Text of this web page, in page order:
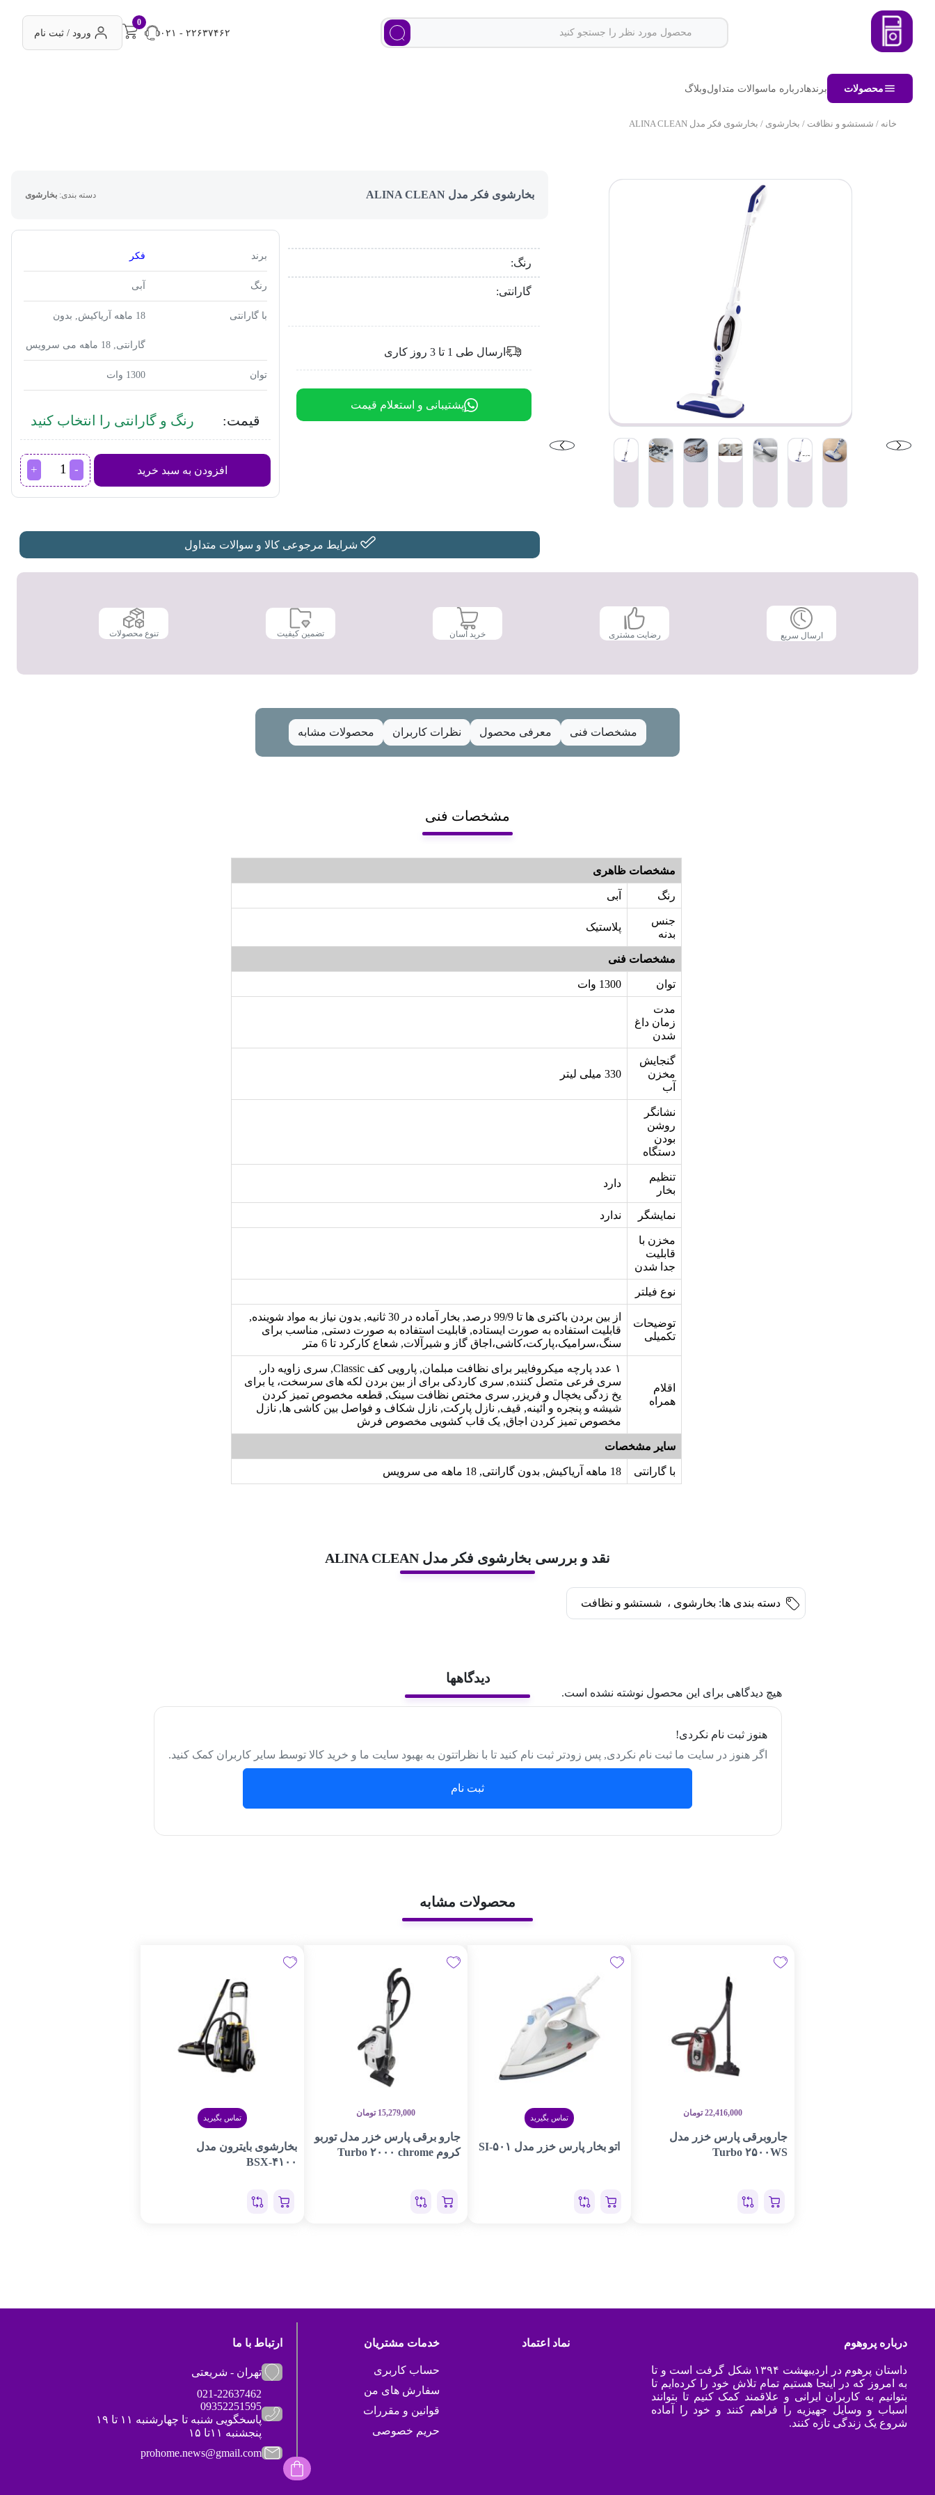
۰۲۱ - ۲۲۶۳۷۴۶۲
0
ورود / ثبت نام
محصولات برندهادرباره ماسوالات متداولوبلاگ
خانه / شستشو و نظافت / بخارشوی / بخارشوی فکر مدل ALINA CLEAN
بخارشوی فکر مدل ALINA CLEAN دسته بندی: بخارشوی
رنگ:
گارانتی:
ارسال طی 1 تا 3 روز کاری
پشتیبانی و استعلام قیمت
برند فکر
رنگ آبی
با گارانتی 18 ماهه آریاکیش, بدون
گارانتی, 18 ماهه می سرویس
توان 1300 وات
قیمت: رنگ و گارانتی را انتخاب کنید
افزودن به سبد خرید
بخارشوی
فکر
عدد
شرایط مرجوعی کالا و سوالات متداول
ارسال سریع رضایت مشتری خرید آسان تضمین کیفیت تنوع محصولات
مشخصات فنی معرفی محصول نظرات کاربران محصولات مشابه
مشخصات فنی
مشخصات ظاهری
رنگ آبی
جنس
بدنه
پلاستیک
مشخصات فنی
توان 1300 وات
مدت
زمان داغ
شدن
گنجایش
مخزن
آب
330 میلی لیتر
نشانگر
روشن
بودن
دستگاه
تنظیم
بخار
دارد
نمایشگر ندارد
مخزن با
قابلیت
جدا شدن
نوع فیلتر
توضیحات
تکمیلی
از بین بردن باکتری ها تا 99/9 درصد, بخار آماده در 30 ثانیه, بدون نیاز به مواد شوینده,
قابلیت استفاده به صورت ایستاده, قابلیت استفاده به صورت دستی, مناسب برای
سنگ،سرامیک،پارکت،کاشی،اجاق گاز و شیرآلات, شعاع کارکرد تا 6 متر
اقلام
همراه
۱ عدد پارچه میکروفایبر برای نظافت مبلمان, پارویی کف Classic, سری زاویه دار,
سری فرعی متصل کننده, سری کاردکی برای از بین بردن لکه های سرسخت، یا برای
یخ زدگی یخچال و فریزر, سری مختص نظافت سینک, قطعه مخصوص تمیز کردن
شیشه و پنجره و آئینه, قیف, نازل پارکت, نازل شکاف و فواصل بین کاشی ها, نازل
مخصوص تمیز کردن اجاق, یک قاب کشویی مخصوص فرش
سایر مشخصات
با گارانتی 18 ماهه آریاکیش, بدون گارانتی, 18 ماهه می سرویس
نقد و بررسی بخارشوی فکر مدل ALINA CLEAN
دسته بندی ها: بخارشوی ، شستشو و نظافت
دیدگاهها
هیچ دیدگاهی برای این محصول نوشته نشده است.
هنوز ثبت نام نکردی!
اگر هنوز در سایت ما ثبت نام نکردی, پس زودتر ثبت نام کنید تا با نظراتتون به بهبود سایت ما و خرید کالا توسط سایر کاربران کمک کنید.
ثبت نام
محصولات مشابه
22,416,000 تومان
جاروبرقی پارس خزر مدل
Turbo ۲۵۰۰WS
تماس بگیرید
اتو بخار پارس خزر مدل SI-۵۰۱
15,279,000 تومان
جارو برقی پارس خزر مدل توربو
کروم Turbo ۲۰۰۰ chrome
تماس بگیرید
بخارشوی بایترون مدل
BSX-۴۱۰۰
درباره پروهوم
داستان پرهوم در اردیبهشت ۱۳۹۴ شکل گرفت است و تا
به امروز که در اینجا هستیم تمام تلاش خود را کرده‌ایم تا
بتوانیم به کاربران ایرانی و علاقمند کمک کنیم تا بتوانند
اسباب و وسایل جهیزیه را فراهم کنند و خود را آماده
شروع یک زندگی تازه کنند.
نماد اعتماد خدمات مشتریان
حساب کاربری
سفارش های من
قوانین و مقررات
حریم خصوصی
ارتباط با ما
تهران - شریعتی
021-22637462
09352251595
پاسخگویی شنبه تا چهارشنبه ۱۱ تا ۱۹
پنجشنبه ۱۱تا ۱۵
prohome.news@gmail.com